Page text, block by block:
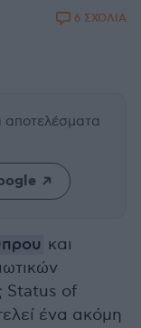
6 ΣΧΟΛΙΑ
αποτελέσματα
και
Status of
ένα ακόμη